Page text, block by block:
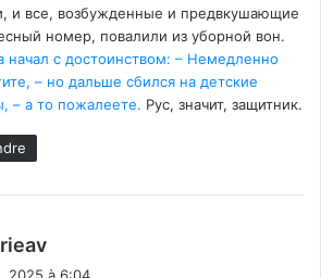
и все, возбужденные и предвкушающие
номер, повалили из уборной вон.
начал с достоинством: – Немедленно
– но дальше сбился на детские
– а то пожалеете. Рус, значит, защитник.
2025 à 6:04